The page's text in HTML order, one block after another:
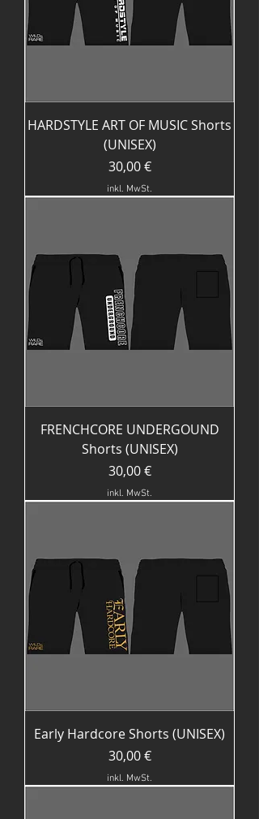
HARDSTYLE ART OF MUSIC Shorts
(UNISEX)
Preis
30,00 €
inkl. MwSt.
FRENCHCORE UNDERGOUND
Shorts (UNISEX)
Preis
30,00 €
inkl. MwSt.
Early Hardcore Shorts (UNISEX)
Preis
30,00 €
inkl. MwSt.